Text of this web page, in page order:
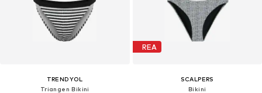
TRENDYOL
Triangen Bikini
REA
SCALPERS
Bikini